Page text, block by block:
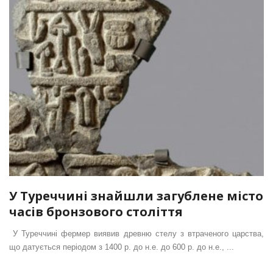
У Туреччині знайшли загублене місто
часів бронзового століття
У Туреччині фермер виявив древню стелу з втраченого царства,
що датується періодом з 1400 р. до н.е. до 600 р. до н.е., ...